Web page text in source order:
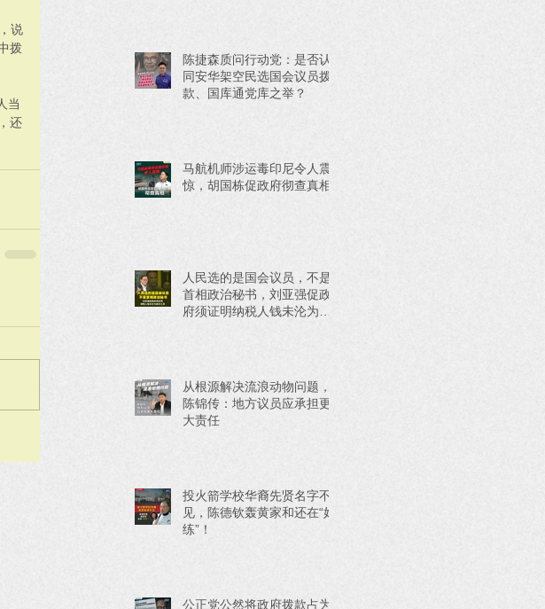
说
拨
当
还
陈捷森质问行动党：是否认
同安华架空民选国会议员拨
款、国库通党库之举？
马航机师涉运毒印尼令人震
惊，胡国栋促政府彻查真相
人民选的是国会议员，不是
首相政治秘书，刘亚强促政
府须证明纳税人钱未沦为政
从根源解决流浪动物问题，
陈锦传：地方议员应承担更
大责任
投火箭学校华裔先贤名字不
见，陈德钦轰黄家和还在“好
练”！
公正党公然将政府拨款占为